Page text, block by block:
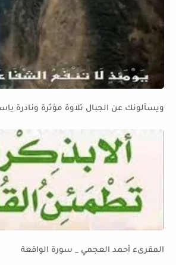
ويسألونك عن الجبال تلاوة مؤثرة ونادرة
المقرىء أحمد العجمي _ سورة الواقعة